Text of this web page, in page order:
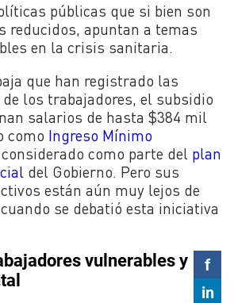
públicas que si bien son
reducidos, apuntan a temas
en la crisis sanitaria.
que han registrado las
los trabajadores, el subsidio
salarios de hasta $384 mil
como Ingreso Mínimo
como parte del plan
del Gobierno. Pero sus
están aún muy lejos de
se debatió esta iniciativa